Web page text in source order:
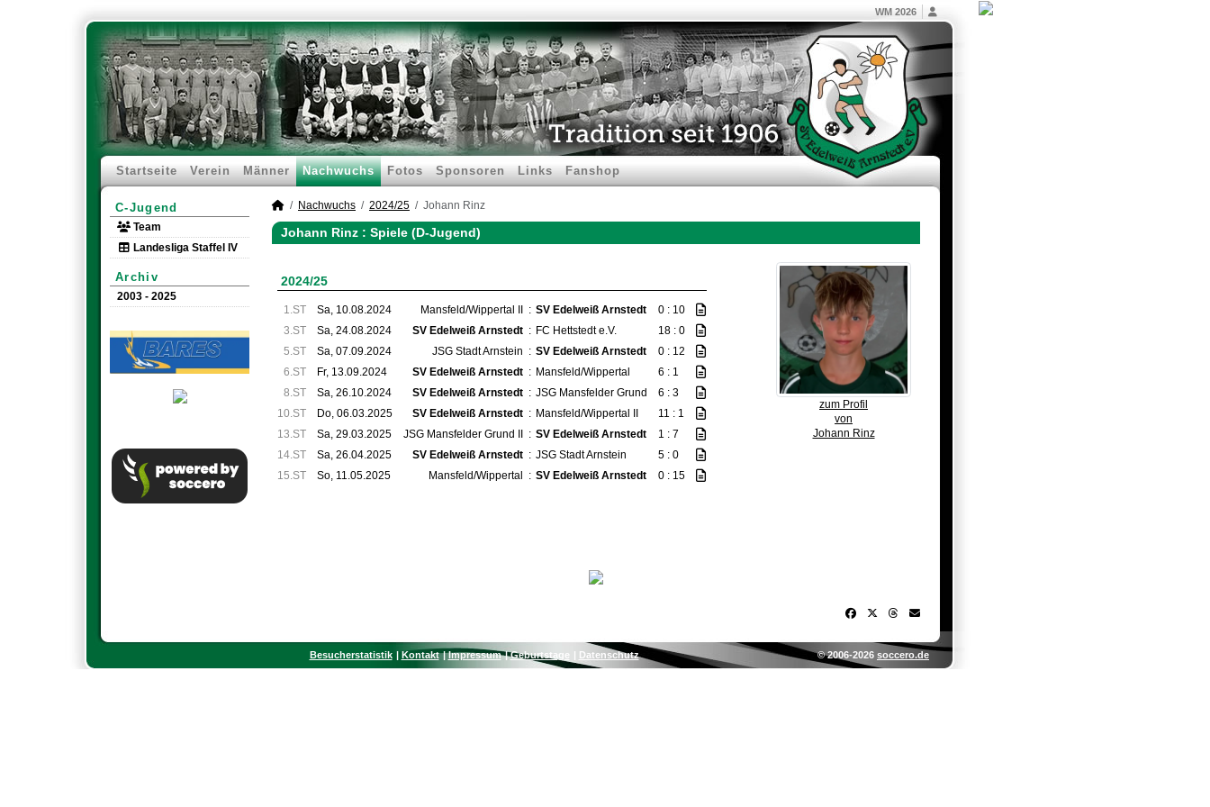
WM 2026
Startseite Verein Männer Nachwuchs Fotos Sponsoren Links Fanshop
C-Jugend
Team
Landesliga Staffel IV
Archiv
2003 - 2025
Nachwuchs 2024/25 Johann Rinz
Johann Rinz : Spiele (D-Jugend)
zum Profil
von
Johann Rinz
2024/25
1.ST Sa, 10.08.2024 Mansfeld/Wippertal II : SV Edelweiß Arnstedt
0 : 10
3.ST
Sa, 24.08.2024 SV Edelweiß Arnstedt : FC Hettstedt e.V.
18 : 0
5.ST
Sa, 07.09.2024 JSG Stadt Arnstein : SV Edelweiß Arnstedt
0 : 12
6.ST
Fr, 13.09.2024 SV Edelweiß Arnstedt : Mansfeld/Wippertal
6 : 1
8.ST
Sa, 26.10.2024 SV Edelweiß Arnstedt : JSG Mansfelder Grund
6 : 3
10.ST
Do, 06.03.2025 SV Edelweiß Arnstedt : Mansfeld/Wippertal II
11 : 1
13.ST
Sa, 29.03.2025 JSG Mansfelder Grund II : SV Edelweiß Arnstedt
1 : 7
14.ST
Sa, 26.04.2025 SV Edelweiß Arnstedt : JSG Stadt Arnstein
5 : 0
15.ST
So, 11.05.2025 Mansfeld/Wippertal : SV Edelweiß Arnstedt 0 : 15
Besucherstatistik Kontakt Impressum Geburtstage Datenschutz © 2006-2026 soccero.de